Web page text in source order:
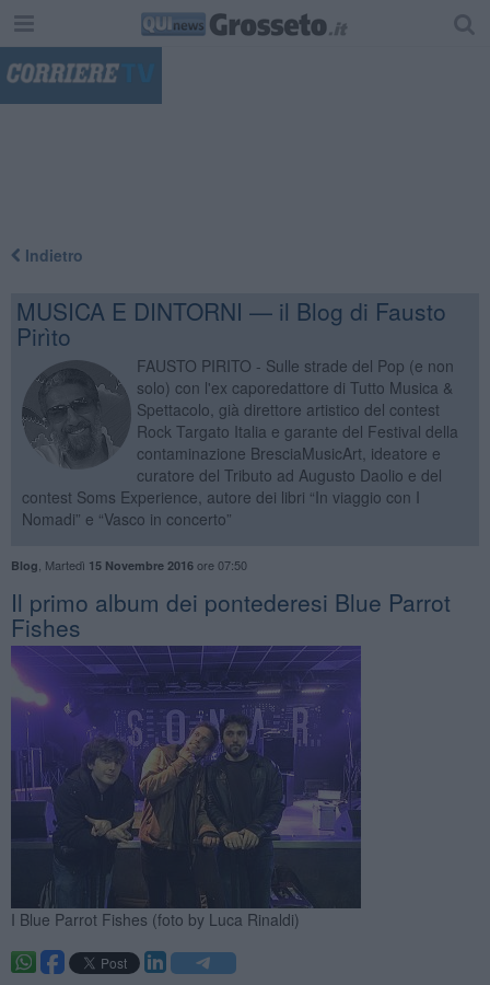
Indietro
MUSICA E DINTORNI — il Blog di Fausto
Pirìto
FAUSTO PIRITO - Sulle strade del Pop (e non
solo) con l'ex caporedattore di Tutto Musica &
Spettacolo, già direttore artistico del contest
Rock Targato Italia e garante del Festival della
contaminazione BresciaMusicArt, ideatore e
curatore del Tributo ad Augusto Daolio e del
contest Soms Experience, autore dei libri “In viaggio con I
Nomadi” e “Vasco in concerto”
Blog Martedì 15 Novembre 2016ore 07:50
​Il primo album dei pontederesi Blue Parrot
Fishes
I Blue Parrot Fishes (foto by Luca Rinaldi)